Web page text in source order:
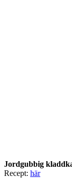
Jordgubbig
Recept: här